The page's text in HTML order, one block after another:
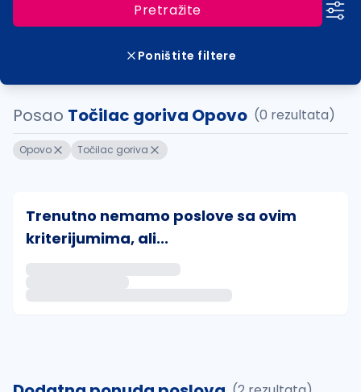
Pretražite
Poništite filtere
Posao Točilac goriva Opovo (0 rezultata)
Opovo Točilac goriva
Trenutno nemamo poslove sa ovim
kriterijumima, ali...